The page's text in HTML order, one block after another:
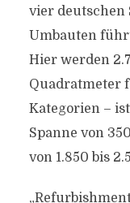
vier deutschen
Umbauten
Hier werden
Quadratmeter
Kategorien –
Spanne von
von 1.850 bis